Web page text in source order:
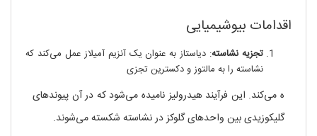
اقدامات بیوشیمیایی
تجزیه نشاسته: دیاستاز به عنوان یک آنزیم آمیلاز عمل می‌کند که
نشاسته را به مالتوز و دکسترین تجزی
ه می‌کند. این فرآیند هیدرولیز نامیده می‌شود که در آن پیوندهای
گلیکوزیدی بین واحدهای گلوکز در نشاسته شکسته می‌شوند.